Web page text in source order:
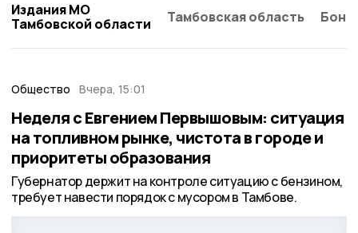
Издания МО
Тамбовской области
Тамбовская область
Общество Вчера, 15:01
Неделя с Евгением Первышовым: ситуация
на топливном рынке, чистота в городе и
приоритеты образования
Губернатор держит на контроле ситуацию с бензином,
требует навести порядок с мусором в Тамбове.